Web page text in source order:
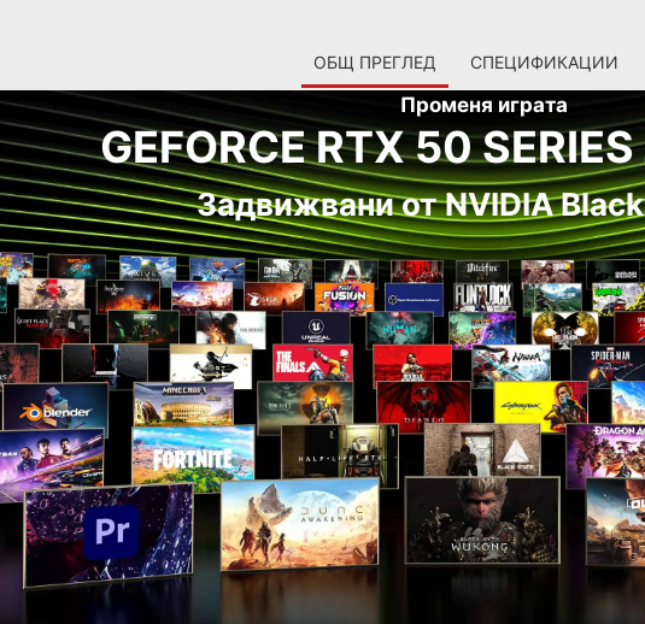
ОБЩ ПРЕГЛЕД СПЕЦИФИКАЦИИ
Променя играта
GEFORCE RTX 50
Задвижвани от NVIDIA